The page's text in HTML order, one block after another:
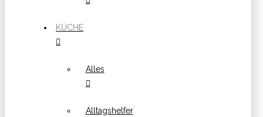
KÜCHE
Alles
Alltagshelfer